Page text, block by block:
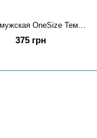
Шапка мужская OneSize Темно-серый SAMSON (647401-OneSize)
375 грн